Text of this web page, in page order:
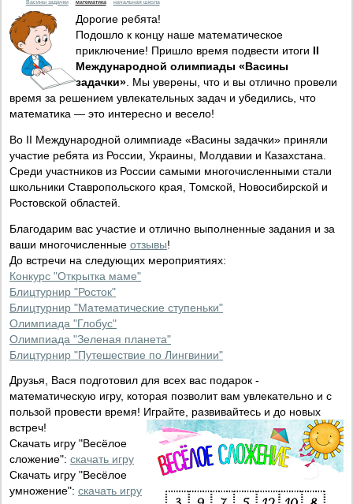
Васины задачки математика начальная школа
Дорогие ребята!
Подошло к концу наше математическое
приключение! Пришло время подвести итоги II
Международной олимпиады «Васины
задачки» . Мы уверены, что и вы отлично провели
время за решением увлекательных задач и убедились, что
математика — это интересно и весело!
Во II Международной олимпиаде «Васины задачки» приняли
участие ребята из России, Украины, Молдавии и Казахстана.
Среди участников из России самыми многочисленными стали
школьники Ставропольского края, Томской, Новосибирской и
Ростовской областей.
Благодарим вас участие и отлично выполненные задания и за
ваши многочисленные отзывы!
До встречи на следующих мероприятиях:
Конкурс "Открытка маме"
Блицтурнир "Росток"
Блицтурнир "Математические ступеньки"
Олимпиада "Глобус"
Олимпиада "Зеленая планета"
Блицтурнир "Путешествие по Лингвинии"
Друзья, Вася подготовил для всех вас подарок -
математическую игру, которая позволит вам увлекательно и с
пользой провести время! Играйте, развивайтесь и до новых
встреч!
Скачать игру "Весёлое
сложение": скачать игру
Скачать игру "Весёлое
умножение": скачать игру